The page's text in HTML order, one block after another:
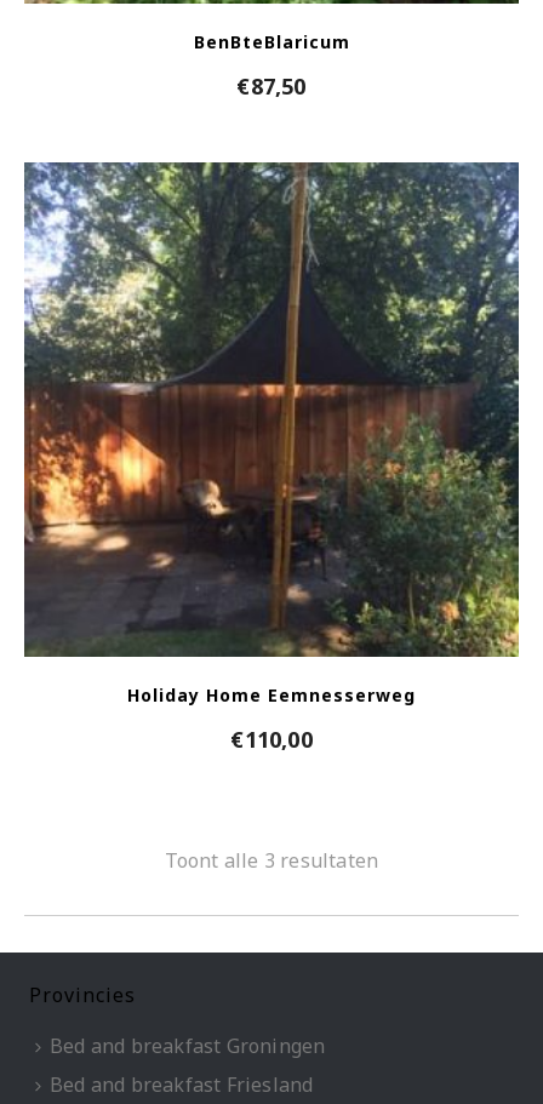
BenBteBlaricum
€87,50
Holiday Home Eemnesserweg
€110,00
Toont alle 3 resultaten
Provincies
Bed and breakfast Groningen
Bed and breakfast Friesland